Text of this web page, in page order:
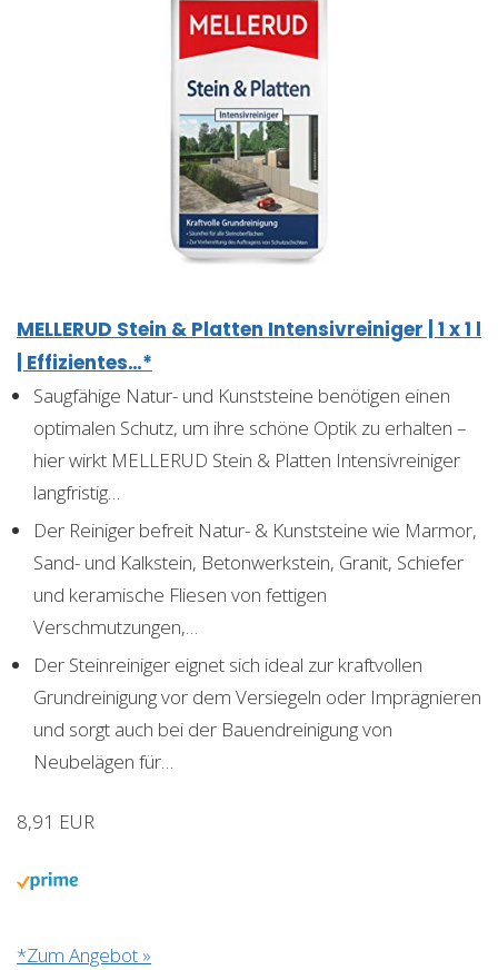
MELLERUD Stein & Platten Intensivreiniger | 1 x 1 l
| Effizientes…*
Saugfähige Natur- und Kunststeine benötigen einen
optimalen Schutz, um ihre schöne Optik zu erhalten –
hier wirkt MELLERUD Stein & Platten Intensivreiniger
langfristig…
Der Reiniger befreit Natur- & Kunststeine wie Marmor,
Sand- und Kalkstein, Betonwerkstein, Granit, Schiefer
und keramische Fliesen von fettigen
Verschmutzungen,…
Der Steinreiniger eignet sich ideal zur kraftvollen
Grundreinigung vor dem Versiegeln oder Imprägnieren
und sorgt auch bei der Bauendreinigung von
Neubelägen für…
8,91 EUR
*Zum Angebot »